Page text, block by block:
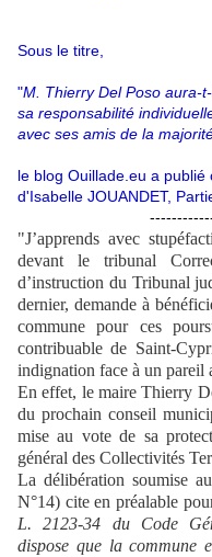
Sous le titre,
"M. Thierry Del Poso aura-
sa responsabilité
avec ses amis de la
le blog Ouillade.eu a
d'Isabelle JOUANDET,
"J’apprends avec
devant le tribunal
d’instruction du Tribunal
dernier, demande à
commune pour ces
contribuable de Saint-
indignation face à un pareil
En effet, le maire Thierry
du prochain conseil
mise au vote de sa
général des Collectivités
La délibération soumise
N°14) cite en préalable
L. 2123-34 du Code
dispose que la commune